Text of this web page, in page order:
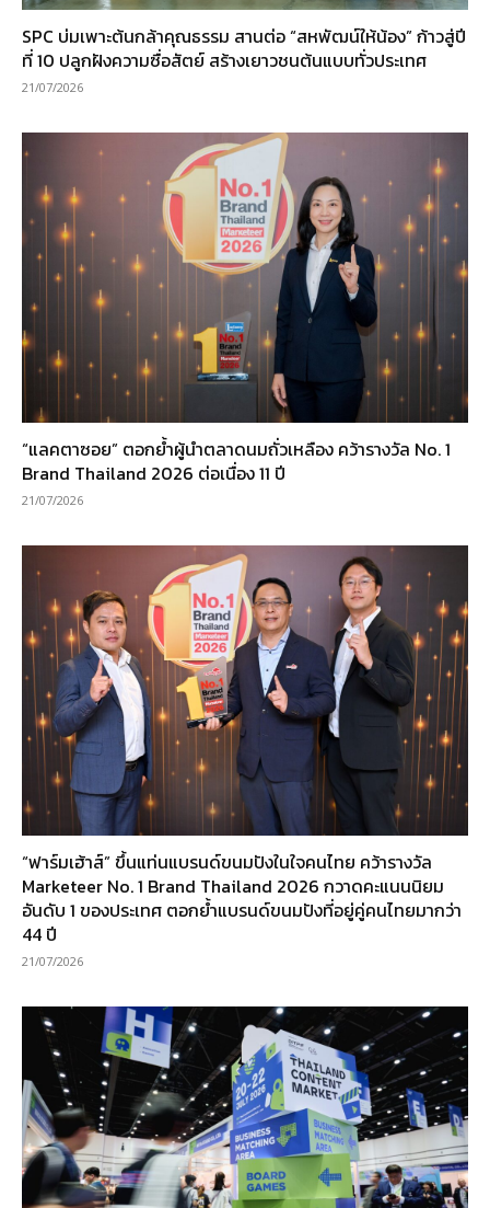
SPC บ่มเพาะต้นกล้าคุณธรรม สานต่อ “สหพัฒน์ให้น้อง” ก้าวสู่ปี
ที่ 10 ปลูกฝังความซื่อสัตย์ สร้างเยาวชนต้นแบบทั่วประเทศ
21/07/2026
“แลคตาซอย” ตอกย้ำผู้นำตลาดนมถั่วเหลือง คว้ารางวัล No. 1
Brand Thailand 2026 ต่อเนื่อง 11 ปี
21/07/2026
“ฟาร์มเฮ้าส์” ขึ้นแท่นแบรนด์ขนมปังในใจคนไทย คว้ารางวัล
Marketeer No. 1 Brand Thailand 2026 กวาดคะแนนนิยม
อันดับ 1 ของประเทศ ตอกย้ำแบรนด์ขนมปังที่อยู่คู่คนไทยมากว่า
44 ปี
21/07/2026